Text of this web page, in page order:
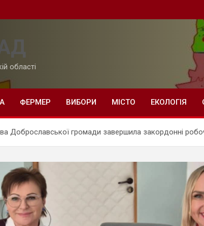
області
ФЕРМЕР ВИБОРИ МІСТО ЕКОЛОГІЯ
Доброславської громади завершила закордонні